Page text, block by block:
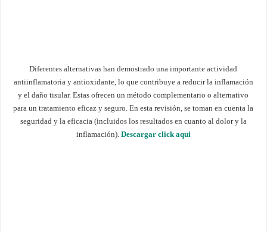
Diferentes alternativas han demostrado una importante actividad
antiinflamatoria y antioxidante, lo que contribuye a reducir la inflamación
y el daño tisular. Estas ofrecen un método complementario o alternativo
para un tratamiento eficaz y seguro. En esta revisión, se toman en cuenta la
seguridad y la eficacia (incluidos los resultados en cuanto al dolor y la
inflamación). Descargar click aqui